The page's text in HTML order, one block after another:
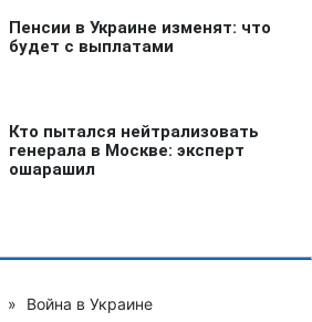
» Война в Украине